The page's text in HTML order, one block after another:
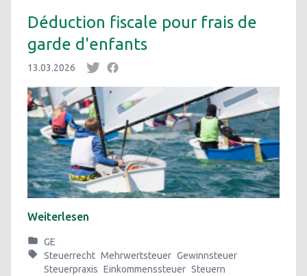
Déduction fiscale pour frais de
garde d'enfants
13.03.2026
Weiterlesen
GE
Steuerrecht Mehrwertsteuer Gewinnsteuer
Steuerpraxis Einkommenssteuer Steuern